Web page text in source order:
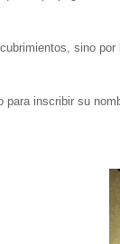
sino
inscribir su